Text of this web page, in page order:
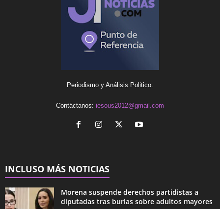
Periodismo y Análisis Politico.
Contáctanos: iesous2012@gmail.com
INCLUSO MÁS NOTICIAS
Morena suspende derechos partidistas a
diputadas tras burlas sobre adultos mayores